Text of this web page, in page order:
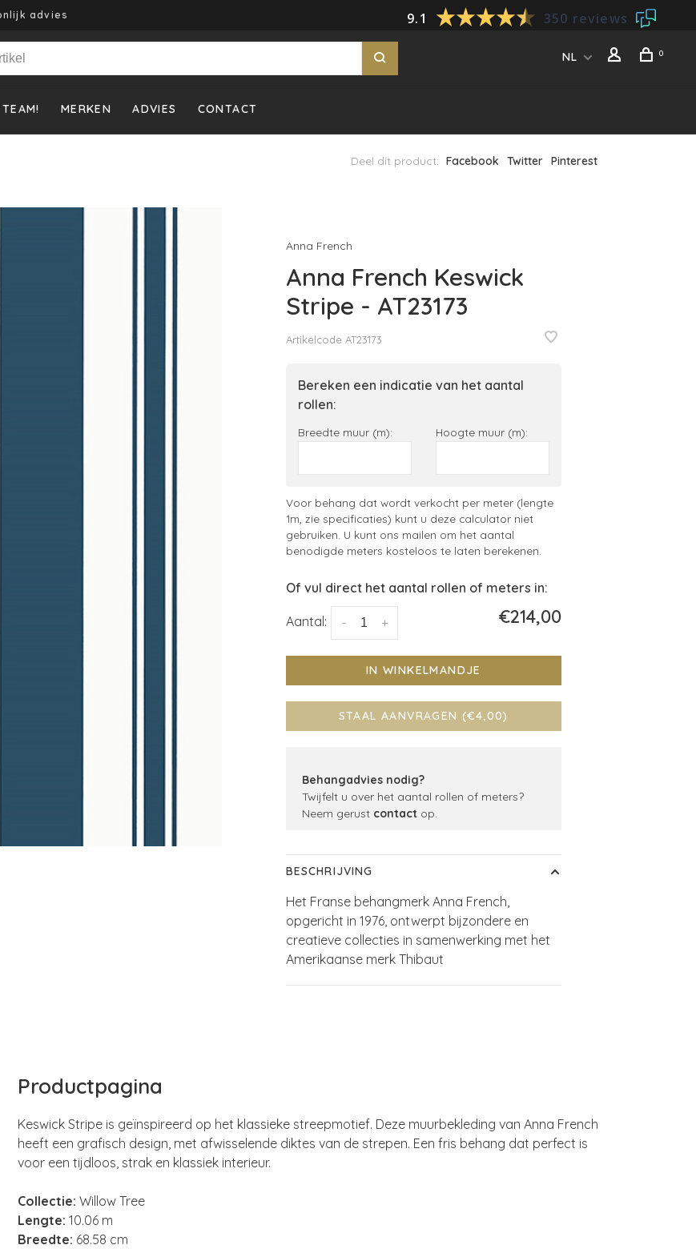
9.1 350 reviews
advies
NL 0
MERKEN ADVIES CONTACT
Deel dit product: Facebook Twitter Pinterest
Anna French
Anna French Keswick
Stripe - AT23173
Artikelcode AT23173
Bereken een indicatie van het aantal
rollen:
Breedte muur (m): Hoogte muur (m):
Voor behang dat wordt verkocht per meter (lengte
1m, zie specificaties) kunt u deze calculator niet
gebruiken. U kunt ons mailen om het aantal
benodigde meters kosteloos te laten berekenen.
Of vul direct het aantal rollen of meters in:
Aantal: +
- €214,00
IN WINKELMANDJE
STAAL AANVRAGEN (€4,00)
Behangadvies nodig?
Twijfelt u over het aantal rollen of meters?
Neem gerust contactop.
BESCHRIJVING
Het Franse behangmerk Anna French,
opgericht in 1976, ontwerpt bijzondere en
creatieve collecties in samenwerking met het
Amerikaanse merk Thibaut
Productpagina
Keswick Stripe is geïnspireerd op het klassieke streepmotief. Deze muurbekleding van Anna French
heeft een grafisch design, met afwisselende diktes van de strepen. Een fris behang dat perfect is
voor een tijdloos, strak en klassiek interieur.
Collectie: Willow Tree
Lengte: 10.06 m
Breedte: 68.58 cm